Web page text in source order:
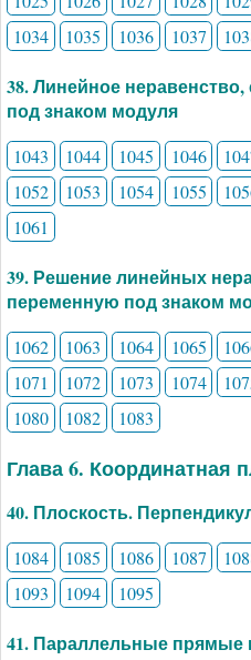
1034
1035 1036 1037
38. Линейное
под знаком модуля
1043 1044 1045 1046
1052
1053 1054 1055
1061
39. Решение линейных
переменную под знаком
1062 1063 1064 1065
1071
1072 1073 1074
1080
1082 1083
Глава 6. Координатная
40. Плоскость.
1084 1085 1086 1087
1093
1094 1095
41. Параллельные прямые